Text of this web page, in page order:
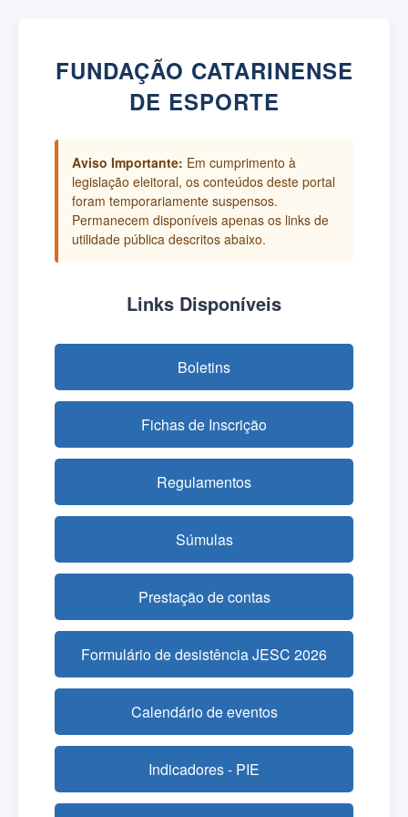
FUNDAÇÃO CATARINENSE
DE ESPORTE
Aviso Importante: Em cumprimento à
legislação eleitoral, os conteúdos deste portal
foram temporariamente suspensos.
Permanecem disponíveis apenas os links de
utilidade pública descritos abaixo.
Links Disponíveis
Boletins
Fichas de Inscrição
Regulamentos
Súmulas
Prestação de contas
Formulário de desistência JESC 2026
Calendário de eventos
Indicadores - PIE